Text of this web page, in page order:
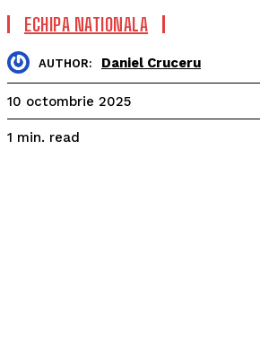
ECHIPA NATIONALA
AUTHOR: Daniel Cruceru
10 octombrie 2025
1 min. read